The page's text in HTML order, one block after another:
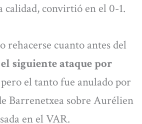
calidad, convirtió en el 0-1.
rehacerse cuanto antes del
siguiente ataque por
pero el tanto fue anulado por
Barrenetxea sobre Aurélien
en el VAR.